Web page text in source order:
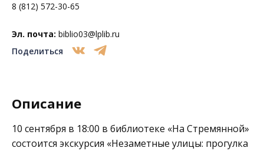
8 (812) 572-30-65
Эл. почта: biblio03@lplib.ru
Поделиться
Описание
10 сентября в 18:00 в библиотеке «На Стремянной»
состоится экскурсия «Незаметные улицы: прогулка